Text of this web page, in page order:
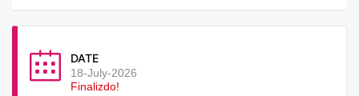
DATE
18-July-2026
Finalizdo!